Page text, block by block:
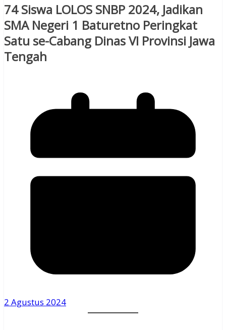
74 Siswa LOLOS SNBP 2024, Jadikan
SMA Negeri 1 Baturetno Peringkat
Satu se-Cabang Dinas VI Provinsi Jawa
Tengah
2 Agustus 2024